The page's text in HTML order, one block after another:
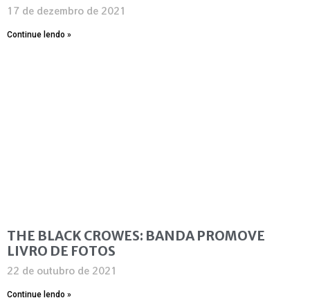
17 de dezembro de 2021
Continue lendo »
THE BLACK CROWES: BANDA PROMOVE
LIVRO DE FOTOS
22 de outubro de 2021
Continue lendo »